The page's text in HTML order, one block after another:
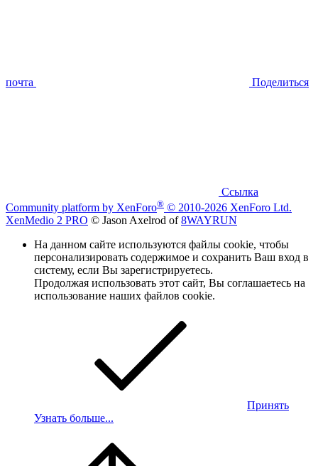
почта Поделиться
Ссылка
Community platform by XenForo® © 2010-2026 XenForo Ltd.
XenMedio 2 PRO © Jason Axelrod of8WAYRUN
На данном сайте используются файлы cookie, чтобы
персонализировать содержимое и сохранить Ваш вход в
систему, если Вы зарегистрируетесь.
Продолжая использовать этот сайт, Вы соглашаетесь на
использование наших файлов cookie.
Принять
Узнать больше...